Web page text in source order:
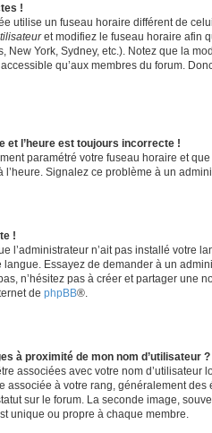
!
utilise un fuseau horaire différent de
et modifiez le fuseau horaire afin
New York, Sydney, etc.). Notez que la
qu’aux membres du forum.
et l’heure est toujours incorrecte !
paramétré votre fuseau horaire et
Signalez ce problème à un
!
l’administrateur n’ait pas installé votre
Essayez de demander à un
n’hésitez pas à créer et partager une
de phpBB®.
à proximité de mon nom d’utilisateur ?
associées avec votre nom d’utilisateur
associée à votre rang, généralement
sur le forum. La seconde image,
unique ou propre à chaque membre.